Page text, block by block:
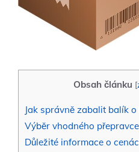
Obsah článku [
Jak správně⁢ zabalit balík
Výběr ​vhodného
Důležité ‌informace ‍o